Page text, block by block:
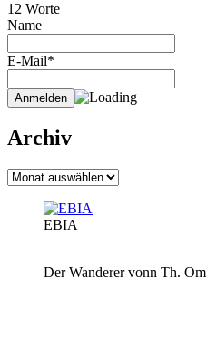
12 Worte
Name
E-Mail*
Archiv
Archiv
EBIA
Der Wanderer vonn Th. Om